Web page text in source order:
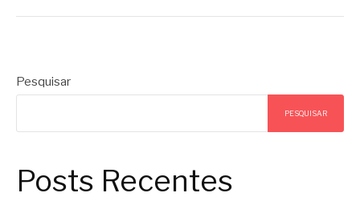
Pesquisar
PESQUISAR
Posts Recentes